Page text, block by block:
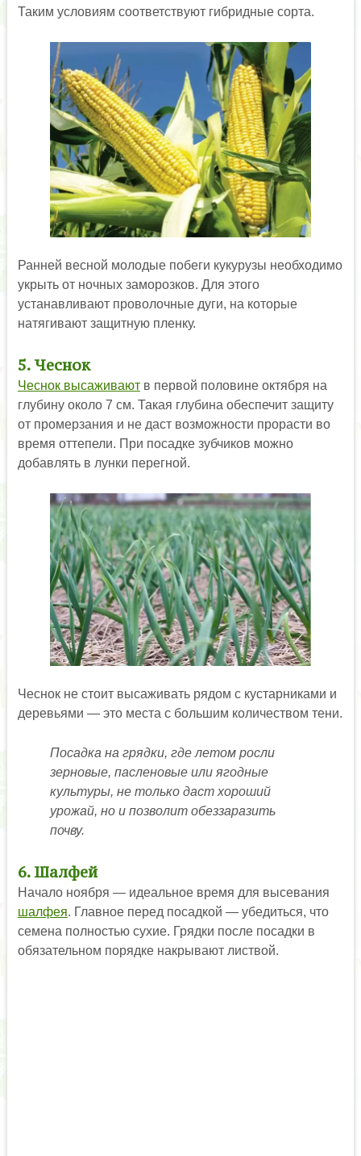
Таким условиям соответствуют гибридные сорта.
Ранней весной молодые побеги кукурузы необходимо
укрыть от ночных заморозков. Для этого
устанавливают проволочные дуги, на которые
натягивают защитную пленку.
5. Чеснок
Чеснок высаживаютв первой половине октября на
глубину около 7 см. Такая глубина обеспечит защиту
от промерзания и не даст возможности прорасти во
время оттепели. При посадке зубчиков можно
добавлять в лунки перегной.
Чеснок не стоит высаживать рядом с кустарниками и
деревьями — это места с большим количеством тени.
Посадка на грядки, где летом росли
зерновые, пасленовые или ягодные
культуры, не только даст хороший
урожай, но и позволит обеззаразить
почву.
6. Шалфей
Начало ноября — идеальное время для высевания
шалфея. Главное перед посадкой — убедиться, что
семена полностью сухие. Грядки после посадки в
обязательном порядке накрывают листвой.